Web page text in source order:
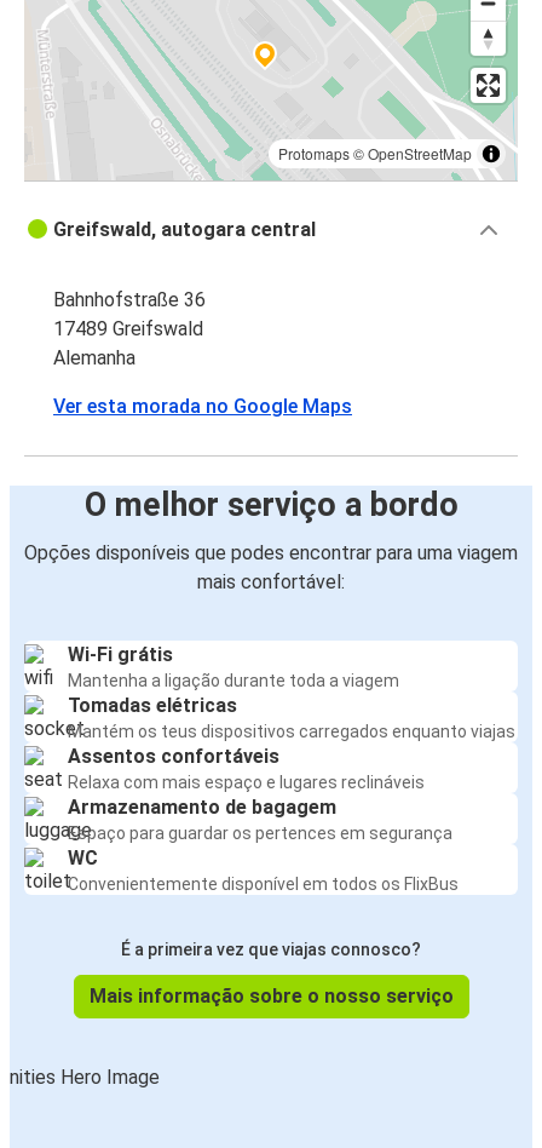
Protomaps©OpenStreetMap
Greifswald, autogara central
Bahnhofstraße 36
17489 Greifswald
Alemanha
Ver esta morada no Google Maps
O melhor serviço a bordo
Opções disponíveis que podes encontrar para uma viagem
mais confortável:
Wi-Fi grátis
Mantenha a ligação durante toda a viagem
Tomadas elétricas
Mantém os teus dispositivos carregados enquanto viajas
Assentos confortáveis
Relaxa com mais espaço e lugares reclináveis
Armazenamento de bagagem
Espaço para guardar os pertences em segurança
WC
Convenientemente disponível em todos os FlixBus
É a primeira vez que viajas connosco?
Mais informação sobre o nosso serviço